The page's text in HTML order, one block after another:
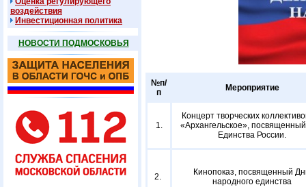
воздействия
Инвестиционная политика
НОВОСТИ ПОДМОСКОВЬЯ
№п/
п
Мероприятие
1.
Концерт творческих
«Архангельское»,
Единства России.
2.
Кинопоказ, посвященный
народного единства